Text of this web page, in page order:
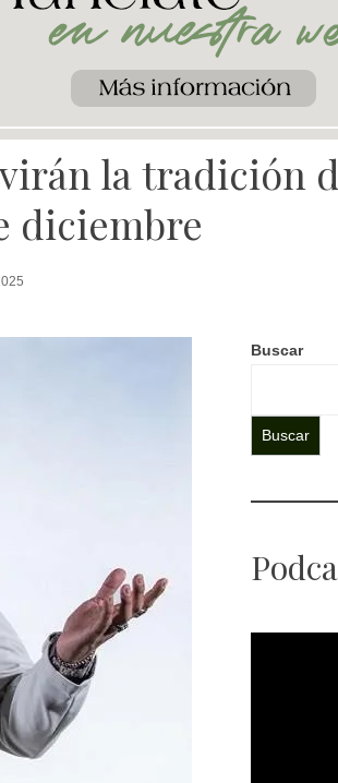
la tradición
diciembre
Buscar
Buscar